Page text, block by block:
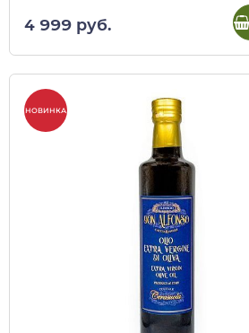
4 999 руб.
НОВИНКА